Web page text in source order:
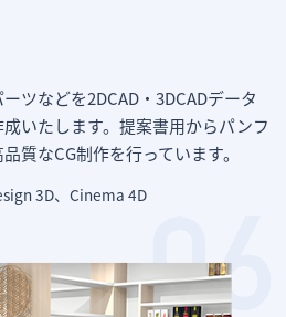
ツなどを2DCAD・3DCADデータ
いたします。提案書用からパンフ
質なCG制作を行っています。
3D、Cinema 4D